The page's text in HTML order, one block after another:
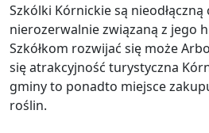
Szkólki Kórnickie są nieodłączną
nierozerwalnie związaną z jego
Szkółkom rozwijać się może
się atrakcyjność turystyczna
gminy to ponadto miejsce
roślin.